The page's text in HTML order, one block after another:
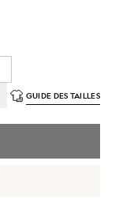
GUIDE DES TAILLES